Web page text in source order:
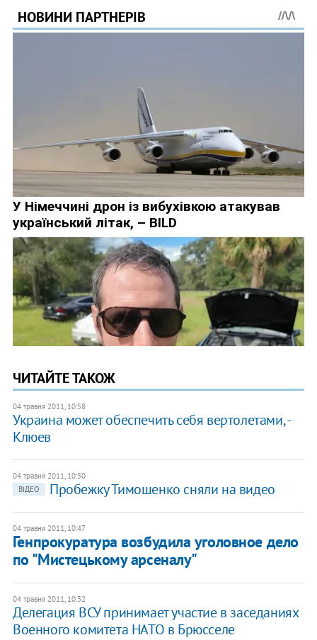
ЧИТАЙТЕ ТАКОЖ
04 травня 2011, 10:58
Украина может обеспечить себя вертолетами, -
Клюев
04 травня 2011, 10:50
ВІДЕО
Пробежку Тимошенко сняли на видео
04 травня 2011, 10:47
Генпрокуратура возбудила уголовное дело
по "Мистецькому арсеналу"​
04 травня 2011, 10:32
Делегация ВСУ принимает участие в заседаниях
Военного комитета НАТО в Брюсселе